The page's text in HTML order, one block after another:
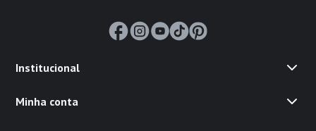
Institucional
Minha conta